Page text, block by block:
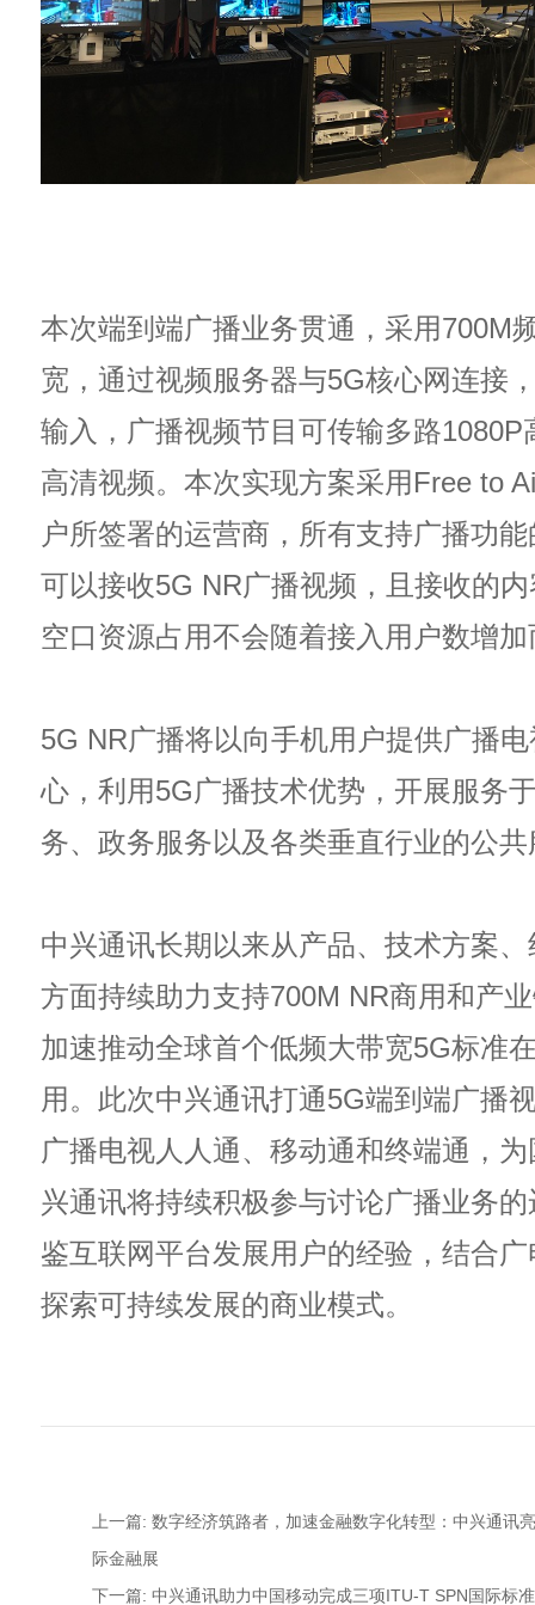
本次端到端广播业务贯通，采用700M
宽，通过视频服务器与5G核心网连接
输入，广播视频节目可传输多路1080P
高清视频。本次实现方案采用Free to
户所签署的运营商，所有支持广播功
可以接收5G NR广播视频，且接收的
空口资源占用不会随着接入用户数增
5G NR广播将以向手机用户提供广播
心，利用5G广播技术优势，开展服务
务、政务服务以及各类垂直行业的公
中兴通讯长期以来从产品、技术方案
方面持续助力支持700M NR商用和产
加速推动全球首个低频大带宽5G标准
用。此次中兴通讯打通5G端到端广播
广播电视人人通、移动通和终端通，
兴通讯将持续积极参与讨论广播业务
鉴互联网平台发展用户的经验，结合
探索可持续发展的商业模式。
上一篇: 数字经济筑路者，加速金融数字化转型：中兴通讯
际金融展
下一篇: 中兴通讯助力中国移动完成三项ITU-T SPN国际标